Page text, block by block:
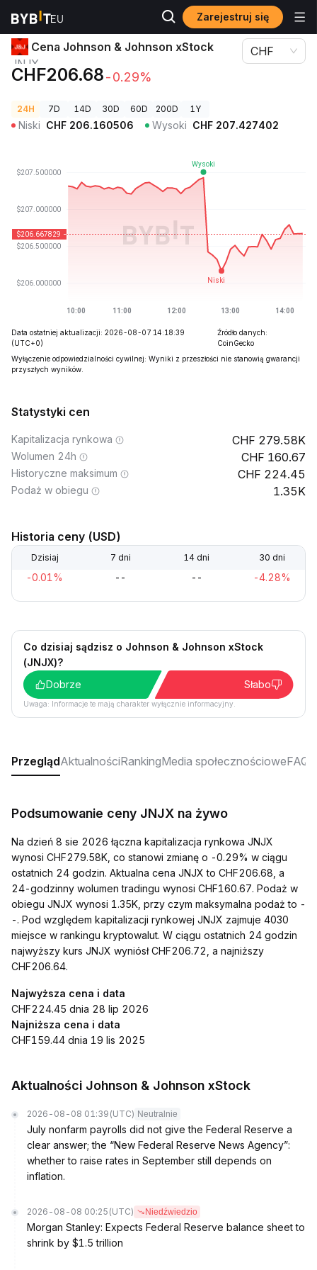
Zarejestruj się
Ceny kryptowalut Cena Johnson & Johnson xStock JNJX
Cena Johnson & Johnson xStock
JNJX
CHF206.68-0.29%
CHF
24H 7D 14D 30D 60D 200D 1Y
Niski CHF 206.160506 Wysoki CHF 207.427402
Data ostatniej aktualizacji: 2026-08-07 14:18:39
(UTC+0)
Źródło danych:
CoinGecko
Wyłączenie odpowiedzialności cywilnej: Wyniki z przeszłości nie stanowią gwarancji
przyszłych wyników.
Statystyki cen
Kapitalizacja rynkowa 279.58K
Wolumen 24h 160.67
Historyczne maksimum 224.45
Podaż w obiegu 1.35K
Historia ceny (USD)
Dzisiaj 7 dni 14 dni 30 dni
-0.01% -- -- -4.28%
Co dzisiaj sądzisz o Johnson & Johnson xStock
(JNJX)?
Dobrze
Słabo
Uwaga: Informacje te mają charakter wyłącznie informacyjny.
PrzeglądAktualnościRankingMedia społecznościoweFAQ
Podsumowanie ceny JNJX na żywo
Na dzień 8 sie 2026 łączna kapitalizacja rynkowa JNJX
wynosi CHF279.58K, co stanowi zmianę o -0.29% w ciągu
ostatnich 24 godzin. Aktualna cena JNJX to CHF206.68, a
24-godzinny wolumen tradingu wynosi CHF160.67. Podaż w
obiegu JNJX wynosi 1.35K, przy czym maksymalna podaż to -
-. Pod względem kapitalizacji rynkowej JNJX zajmuje 4030
miejsce w rankingu kryptowalut. W ciągu ostatnich 24 godzin
najwyższy kurs JNJX wyniósł CHF206.72, a najniższy
CHF206.64.
Najwyższa cena i data
CHF224.45 dnia 28 lip 2026
Najniższa cena i data
CHF159.44 dnia 19 lis 2025
Aktualności Johnson & Johnson xStock
2026-08-08 01:39 (UTC) Neutralnie
July nonfarm payrolls did not give the Federal Reserve a
clear answer; the “New Federal Reserve News Agency”:
whether to raise rates in September still depends on
inflation.
2026-08-08 00:25 (UTC) Niedźwiedzio
Morgan Stanley: Expects Federal Reserve balance sheet to
shrink by $1.5 trillion